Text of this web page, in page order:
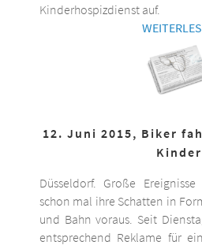
Kinderhospizdienst auf.
12. Juni 2015, Biker
Kinder
Düsseldorf. Große
schon mal ihre Schatten in
und Bahn voraus. Seit
entsprechend Reklame für